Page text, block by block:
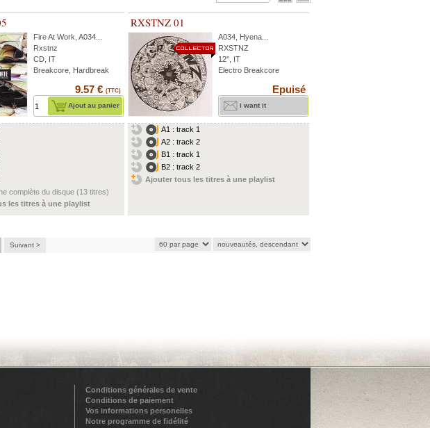
Fire At Work A034
Rxstnz
CD, IT
Breakcore, Hardbreak
9.57 € (TTC)
Ajout au panier
complète du disque (13 titres)
les titres à une playlist
RXSTNZ 01
A034 Hyena
RXSTNZ
12'', IT
Electro Breakcore
Epuisé
i want it
A1 : track 1
A2 : track 2
B1 : track 1
B2 : track 2
Ajouter tous les titres à une playlist
Suivant >
Conditions générales de vente
Conditions de paiement
Vos informations personelles
Notre programme de fidélité